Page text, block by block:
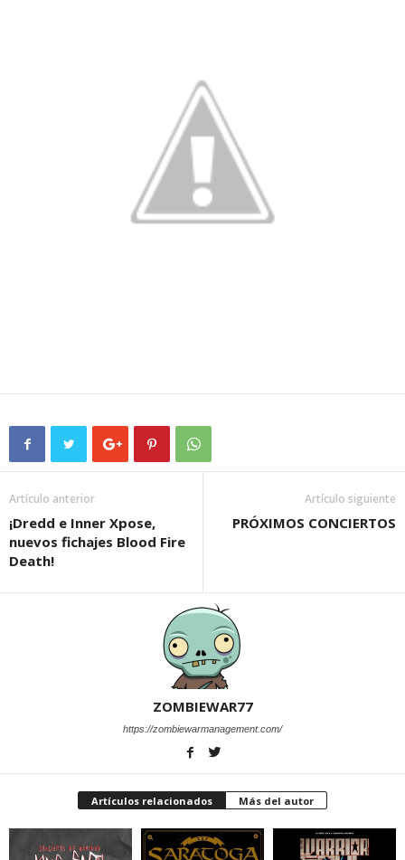
Artículo anterior
¡Dredd e Inner Xpose,
nuevos fichajes Blood Fire
Death!
Artículo siguiente
PRÓXIMOS CONCIERTOS
ZOMBIEWAR77
https://zombiewarmanagement.com/
Artículos relacionados Más del autor